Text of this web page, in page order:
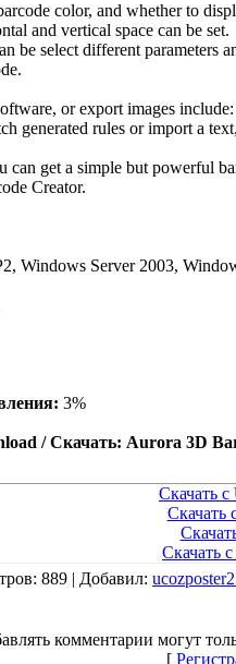
color, and whether to
and vertical space can be set.
be select different
or export images
generated rules or import a
can get a simple but powerful
Creator.
Windows Server 2003,
3%
/ Скачать: Aurora 3D
Скачать с
Скачать
Скачать с
: 889 | Добавил:
комментарии могут
[